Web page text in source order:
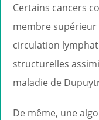
Certains cancers
membre supérieur
circulation
structurelles
maladie de
De même, une